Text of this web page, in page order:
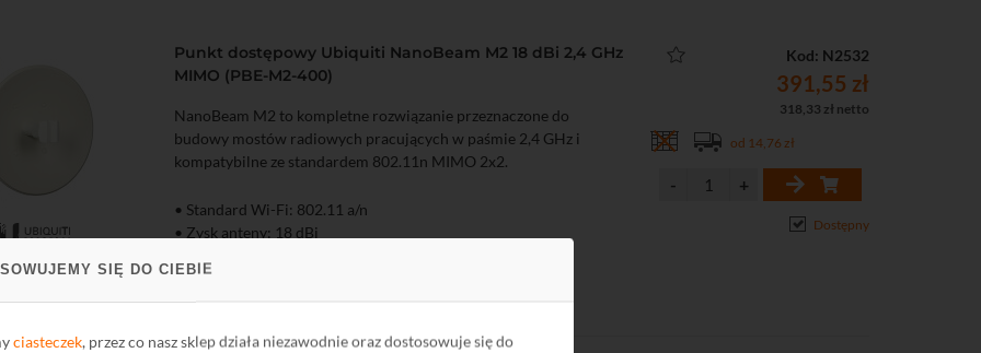
SIĘ DO CIEBIE
ciasteczek, przez co nasz sklep działa niezawodnie oraz dostosowuje się do
Podgląd
Punkt dostępowy Ubiquiti NanoBeam M2 18 dBi 2,4 GHz
MIMO (PBE-M2-400)
NanoBeam M2 to kompletne rozwiązanie przeznaczone do
budowy mostów radiowych pracujących w paśmie 2,4 GHz i
kompatybilne ze standardem 802.11n MIMO 2x2.
• Standard Wi-Fi: 802.11 a/n
• Zysk anteny: 18 dBi
• Port Ethernet: 1x 10/100 Mb/s
• Zasilanie: 24 V (adapter PoE)
Kod: N2532
391,55 zł
318,33 zł netto
od 14,76 zł
Dostępny